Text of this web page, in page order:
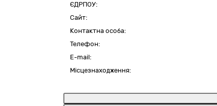
ЄДРПОУ:
Сайт:
Контактна особа:
Телефон:
E-mail:
Місцезнаходження: